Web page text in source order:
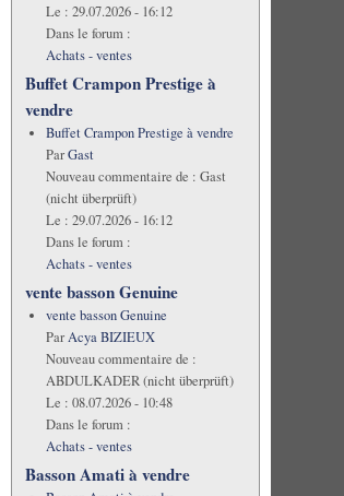
Le : 29.07.2026 - 16:12
Dans le forum :
Achats - ventes
Buffet Crampon Prestige à
vendre
Buffet Crampon Prestige à vendre
ParGast
Nouveau commentaire de : Gast
(nicht überprüft)
Le : 29.07.2026 - 16:12
Dans le forum :
Achats - ventes
vente basson Genuine
vente basson Genuine
ParAcya BIZIEUX
Nouveau commentaire de :
ABDULKADER (nicht überprüft)
Le : 08.07.2026 - 10:48
Dans le forum :
Achats - ventes
Basson Amati à vendre